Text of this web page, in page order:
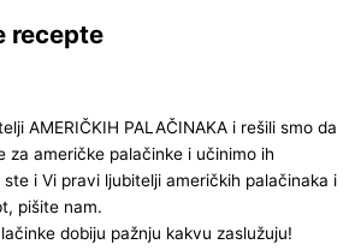
recepte
AMERIČKIH PALAČINAKA i rešili smo da
za američke palačinke i učinimo ih
ste i Vi pravi ljubitelji američkih palačinaka i
pišite nam.
dobiju pažnju kakvu zaslužuju!